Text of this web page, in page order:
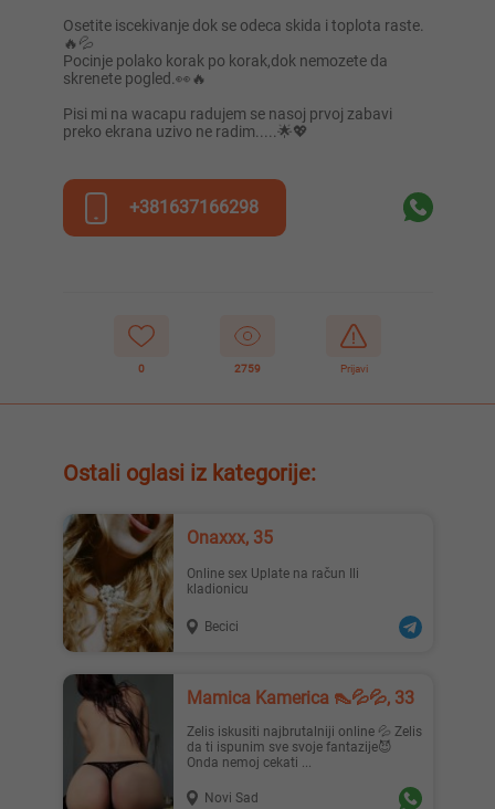
Osetite iscekivanje dok se odeca skida i toplota raste.
🔥💦
Pocinje polako korak po korak,dok nemozete da
skrenete pogled.👀🔥
Pisi mi na wacapu radujem se nasoj prvoj zabavi
preko ekrana uzivo ne radim.....🌟💖
+381637166298
0 2759 Prijavi
Ostali oglasi iz kategorije:
Onaxxx, 35
Online sex Uplate na račun Ili
kladionicu
Becici
Mamica Kamerica 👠💦💦, 33
Zelis iskusiti najbrutalniji online 💦 Zelis
da ti ispunim sve svoje fantazije😈
Onda nemoj cekati ...
Novi Sad